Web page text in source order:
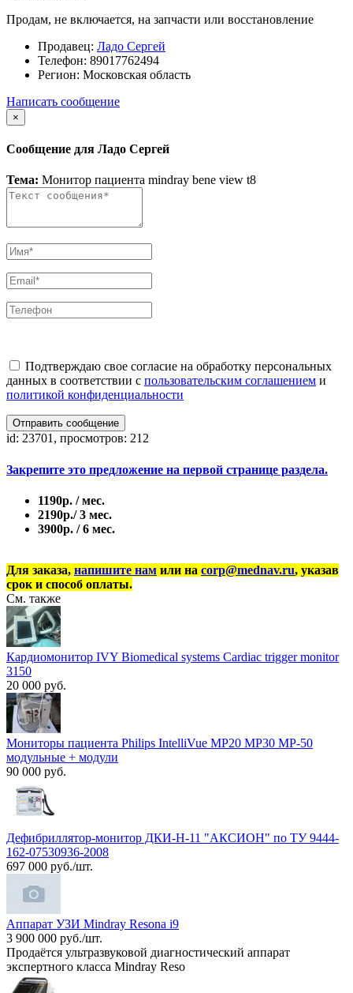
Продам, не включается, на запчасти или восстановление
Продавец: Ладо Сергей
Телефон: 89017762494
Регион: Московская область
Написать сообщение
×
Сообщение для Ладо Сергей
Тема: Монитор пациента mindray bene view t8
Подтверждаю свое согласие на обработку персональных
данных в соответствии с пользовательским соглашением и
политикой конфиденциальности
Отправить сообщение
id: 23701, просмотров: 212
Закрепите это предложение на первой странице раздела.
1190р. / мес.
2190р./ 3 мес.
3900р. / 6 мес.
Для заказа, напишите нам или на corp@mednav.ru, указав
срок и способ оплаты.
См. также
Кардиомонитор IVY Biomedical systems Cardiac trigger monitor
3150
20 000 руб.
Мониторы пациента Philips IntelliVue MP20 MP30 MP-50
модульные + модули
90 000 руб.
Дефибриллятор-монитор ДКИ-Н-11 "АКСИОН" по ТУ 9444-
162-07530936-2008
697 000 руб./шт.
Аппарат УЗИ Mindray Resona i9
3 900 000 руб./шт.
Продаётся ультразвуковой диагностический аппарат
экспертного класса Mindray Reso